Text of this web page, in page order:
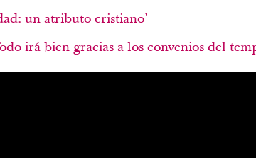
un atributo cristiano’
irá bien gracias a los convenios del